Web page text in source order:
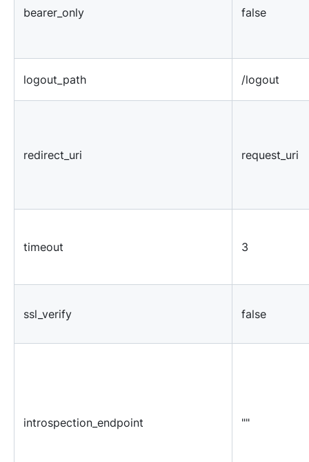
bearer_only false
logout_path /logout
redirect_uri request_uri
timeout 3
ssl_verify false
introspection_endpoint ""